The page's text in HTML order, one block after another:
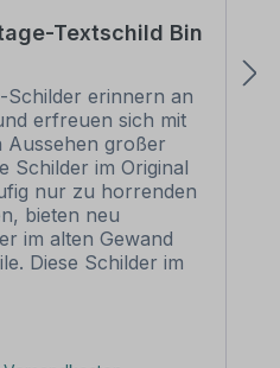
Textschild Bin
Schilder erinnern an
erfreuen sich mit
Aussehen großer
Schilder im Original
nur zu horrenden
bieten neu
im alten Gewand
Diese Schilder im
die je nach
werden können. Die